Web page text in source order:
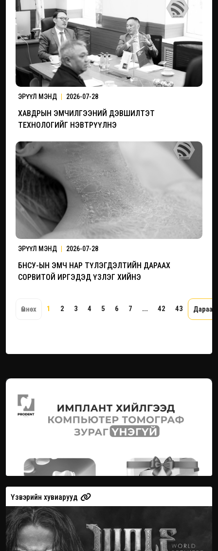
ЭРҮҮЛ МЭНД 2026-07-28
ХАВДРЫН ЭМЧИЛГЭЭНИЙ ДЭВШИЛТЭТ
ТЕХНОЛОГИЙГ НЭВТРҮҮЛНЭ
ЭРҮҮЛ МЭНД 2026-07-28
БНСУ-ЫН ЭМЧ НАР ТҮЛЭГДЭЛТИЙН ДАРААХ
СОРВИТОЙ ИРГЭДЭД ҮЗЛЭГ ХИЙНЭ
Өмнөх 1 2 3 4 5 6 7 ... 42 43
Үзвэрийн хувиарууд